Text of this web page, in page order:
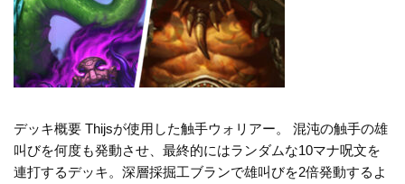
デッキ概要 Thijsが使用した触手ウォリアー。 混沌の触手の雄
叫びを何度も発動させ、最終的にはランダムな10マナ呪文を
連打するデッキ。深層採掘工ブランで雄叫びを2倍発動するよ